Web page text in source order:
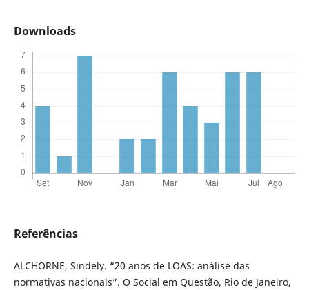
Downloads
Referências
ALCHORNE, Sindely. “20 anos de LOAS: análise das
normativas nacionais”. O Social em Questão, Rio de Janeiro,